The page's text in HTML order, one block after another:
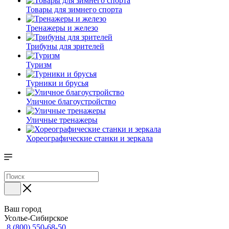
Товары для зимнего спорта
Тренажеры и железо
Трибуны для зрителей
Туризм
Турники и брусья
Уличное благоустройство
Уличные тренажеры
Хореографические станки и зеркала
Ваш город
Усолье-Сибирское
8 (800) 550-68-50